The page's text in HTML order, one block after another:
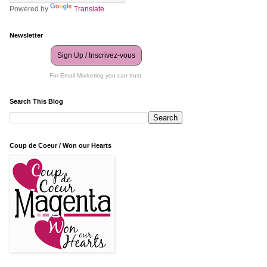
Powered by Translate
Newsletter
Sign Up / Inscrivez-vous
For Email Marketing you can trust.
Search This Blog
Coup de Coeur / Won our Hearts